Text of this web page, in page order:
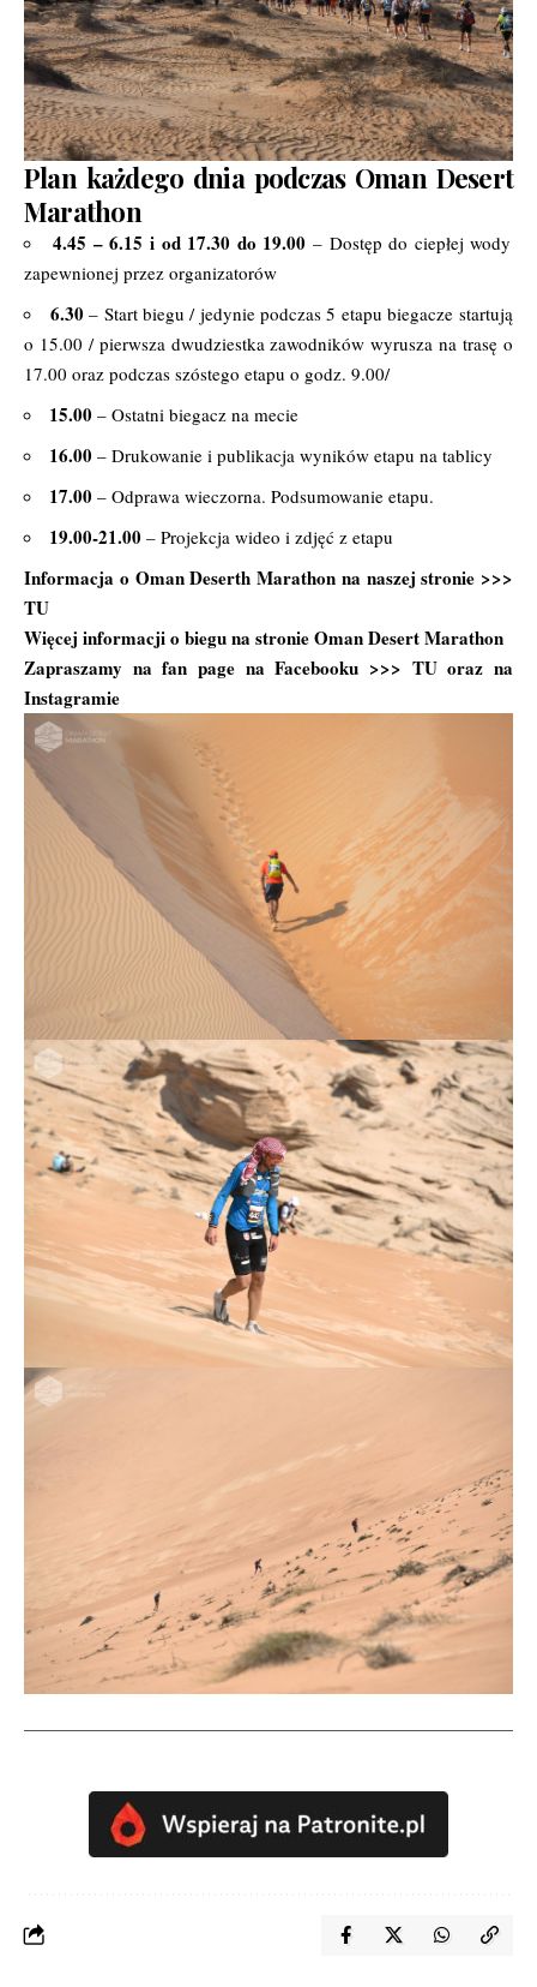
Plan każdego dnia podczas Oman Desert
Marathon
4.45 – 6.15 i od 17.30 do 19.00 – Dostęp do ciepłej wody
zapewnionej przez organizatorów
6.30– Start biegu / jedynie podczas 5 etapu biegacze startują
o 15.00 / pierwsza dwudziestka zawodników wyrusza na trasę o
17.00 oraz podczas szóstego etapu o godz. 9.00/
15.00 – Ostatni biegacz na mecie
16.00 – Drukowanie i publikacja wyników etapu na tablicy
17.00 – Odprawa wieczorna. Podsumowanie etapu.
19.00-21.00 – Projekcja wideo i zdjęć z etapu
Informacja o Oman Deserth Marathon na naszej stronie >>>
TU
Więcej informacji o biegu na stronieOman Desert Marathon
Zapraszamy na fan page na Facebooku >>> TUoraz na
Instagramie